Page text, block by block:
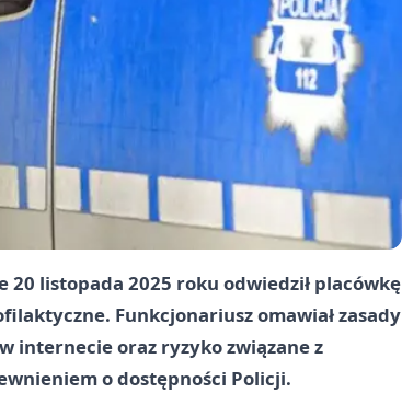
listopada 2025 roku odwiedził placówkę
Funkcjonariusz omawiał zasady
internecie oraz ryzyko związane z
o dostępności Policji.